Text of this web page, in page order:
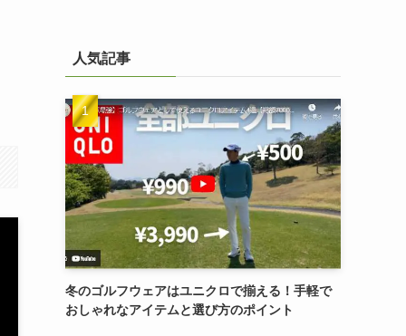
人気記事
冬のゴルフウェアはユニクロで揃える！手軽で
おしゃれなアイテムと選び方のポイント